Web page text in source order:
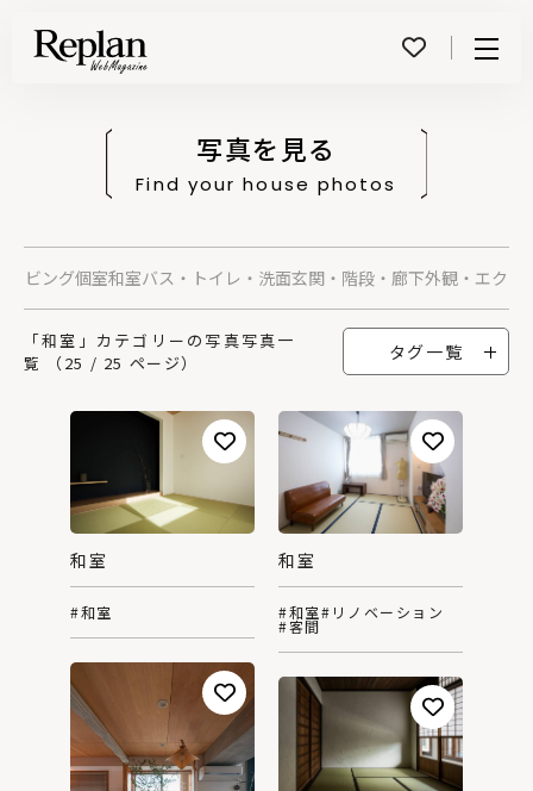
写真を見る
Find your house photos
リビング個室和室バス・トイレ・洗面玄関・階段・廊下外観・エクス
「和室」カテゴリーの写真写真一
覧 （25 / 25 ページ）
タグ一覧
和室
#和室
和室
#和室#リノベーション
#客間